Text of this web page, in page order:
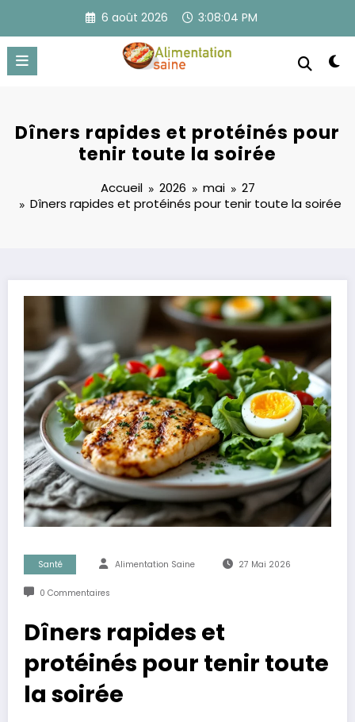
contenu
6 août 2026 3:08:04 PM
Dîners rapides et protéinés pour
tenir toute la soirée
Accueil 2026 mai
27
Dîners rapides et protéinés pour tenir toute la soirée
Santé Alimentation Saine 27 Mai 2026
0 Commentaires
Dîners rapides et
protéinés pour tenir toute
la soirée